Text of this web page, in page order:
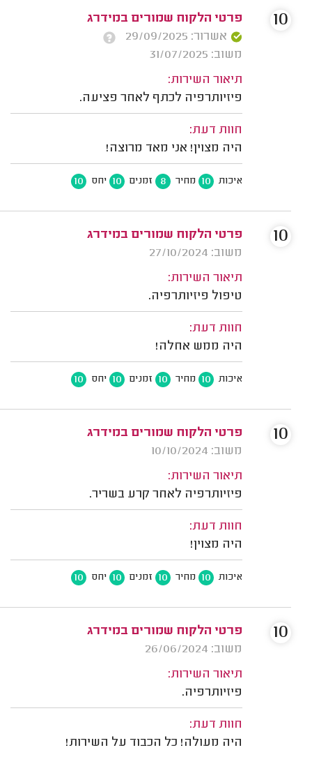
פרטי הלקוח שמורים במידרג
אשרור: 29/09/2025
משוב: 31/07/2025
תיאור השירות:
פיזיותרפיה לכתף לאחר פציעה.
חוות דעת:
היה מצוין! אני מאד מרוצה!
איכות 10 מחיר 8 זמנים 10 יחס 10
10
פרטי הלקוח שמורים במידרג
משוב: 27/10/2024
תיאור השירות:
טיפול פיזיותרפיה.
חוות דעת:
היה ממש אחלה!
איכות 10 מחיר 10 זמנים 10 יחס 10
10
פרטי הלקוח שמורים במידרג
משוב: 10/10/2024
תיאור השירות:
פיזיותרפיה לאחר קרע בשריר.
חוות דעת:
היה מצוין!
איכות 10 מחיר 10 זמנים 10 יחס 10
10
פרטי הלקוח שמורים במידרג
משוב: 26/06/2024
תיאור השירות:
פיזיותרפיה.
חוות דעת:
היה מעולה! כל הכבוד על השירות!
10